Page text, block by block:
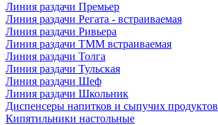
Линия раздачи Премьер
Линия раздачи Регата - встраиваемая
Линия раздачи Ривьера
Линия раздачи ТММ встраиваемая
Линия раздачи Толга
Линия раздачи Тульская
Линия раздачи Шеф
Линия раздачи Школьник
Диспенсеры напитков и сыпучих продуктов
Кипятильники настольные